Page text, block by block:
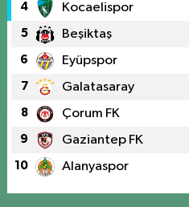
4 Kocaelispor
5 Beşiktaş
6 Eyüpspor
7 Galatasaray
8 Çorum FK
9 Gaziantep FK
10 Alanyaspor